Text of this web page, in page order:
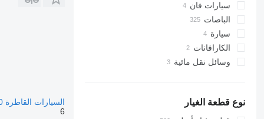
سيارات فان
الباصات
سيارة
الكارافانات
وسائل نقل مائية
نوع قطعة الغيار
السيارات القاطرة DAF 480
6